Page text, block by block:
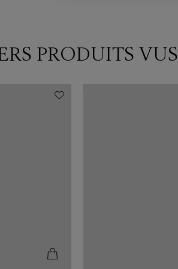
PRODUITS VUS